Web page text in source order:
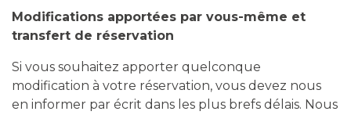
Modifications apportées par vous-même et
transfert de réservation
Si vous souhaitez apporter quelconque
modification à votre réservation, vous devez nous
en informer par écrit dans les plus brefs délais. Nous